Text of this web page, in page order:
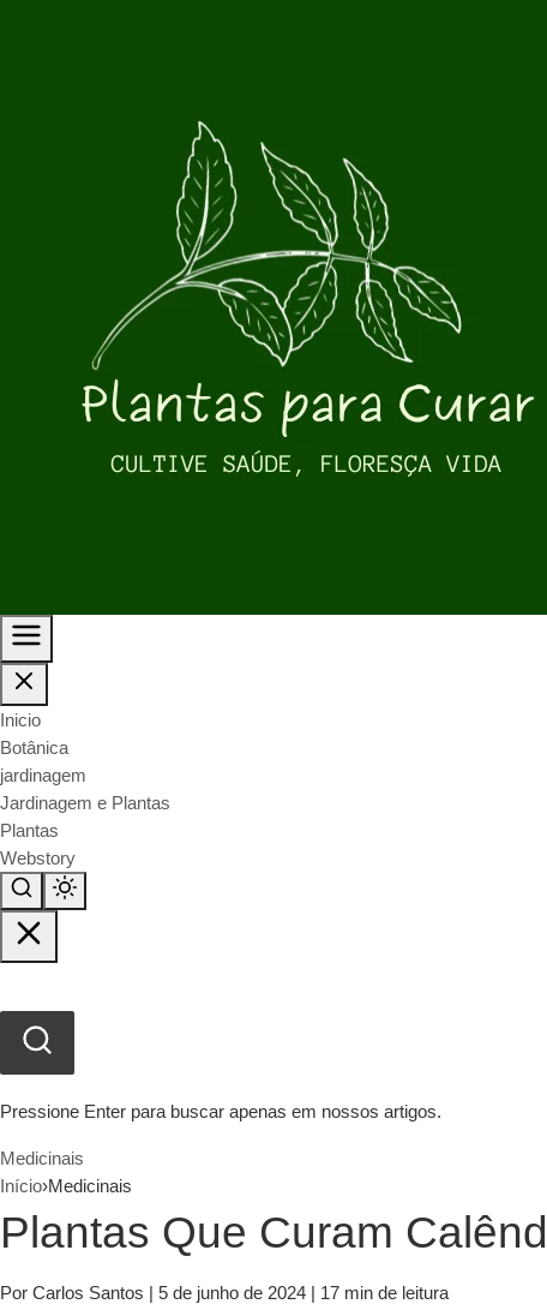
Inicio
Botânica
jardinagem
Jardinagem e Plantas
Plantas
Webstory
Pressione Enter para buscar apenas em nossos artigos.
Medicinais
Início›Medicinais
Plantas Que Curam
Por Carlos Santos | 5 de junho de 2024 | 17 min de leitura